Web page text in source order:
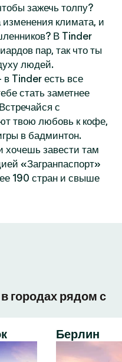
зажечь толпу?
климата, и
В Tinder
пар, так что ты
людей.
в Tinder есть все
стать заметнее
с
твою любовь к кофе,
в бадминтон.
хочешь завести там
«Загранпаспорт»
190 стран и свыше
городах рядом с
Берлин